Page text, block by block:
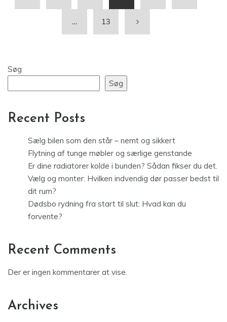
… 13
Søg
Søg
Recent Posts
Sælg bilen som den står – nemt og sikkert
Flytning af tunge møbler og særlige genstande
Er dine radiatorer kolde i bunden? Sådan fikser du det.
Vælg og monter: Hvilken indvendig dør passer bedst til
dit rum?
Dødsbo rydning fra start til slut: Hvad kan du
forvente?
Recent Comments
Der er ingen kommentarer at vise.
Archives